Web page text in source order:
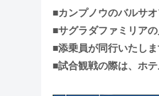
■カンプノウのバルサ
■サグラダファミリア
■添乗員が同行いたしま
■試合観戦の際は、ホ